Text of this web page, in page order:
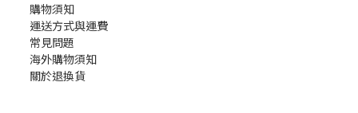
購物須知
運送方式與運費
常見問題
海外購物須知
關於退換貨